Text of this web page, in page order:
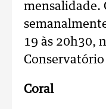
mensalidade.
19 às 20h30,
Coral